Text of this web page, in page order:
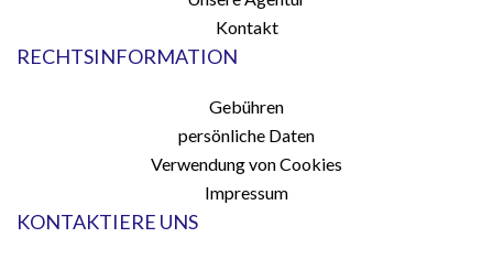
Kontakt
RECHTSINFORMATION
Gebühren
persönliche Daten
Verwendung von Cookies
Impressum
KONTAKTIERE UNS